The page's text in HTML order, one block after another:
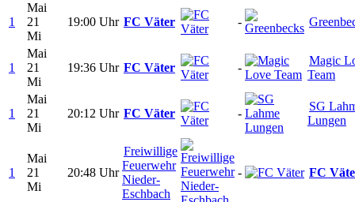
1
Mai
21
Mi
19:00 Uhr FC Väter -
1
Mai
21
Mi
19:36 Uhr FC Väter -
Magic
Team
1
Mai
21
Mi
20:12 Uhr FC Väter -
SG
Lungen
1
Mai
21
Mi
20:48 Uhr
Freiwillige
Feuerwehr
Nieder-
Eschbach
- FC